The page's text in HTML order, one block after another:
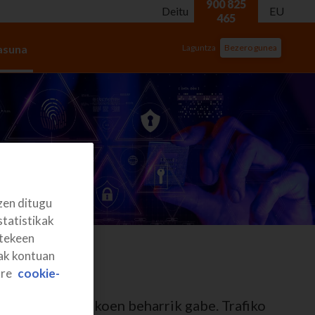
Deitu
900 825
465
EU
Laguntza Bezero gunea
teknikoen beharrik gabe. Trafiko
ditugu
kontuan
cookie-